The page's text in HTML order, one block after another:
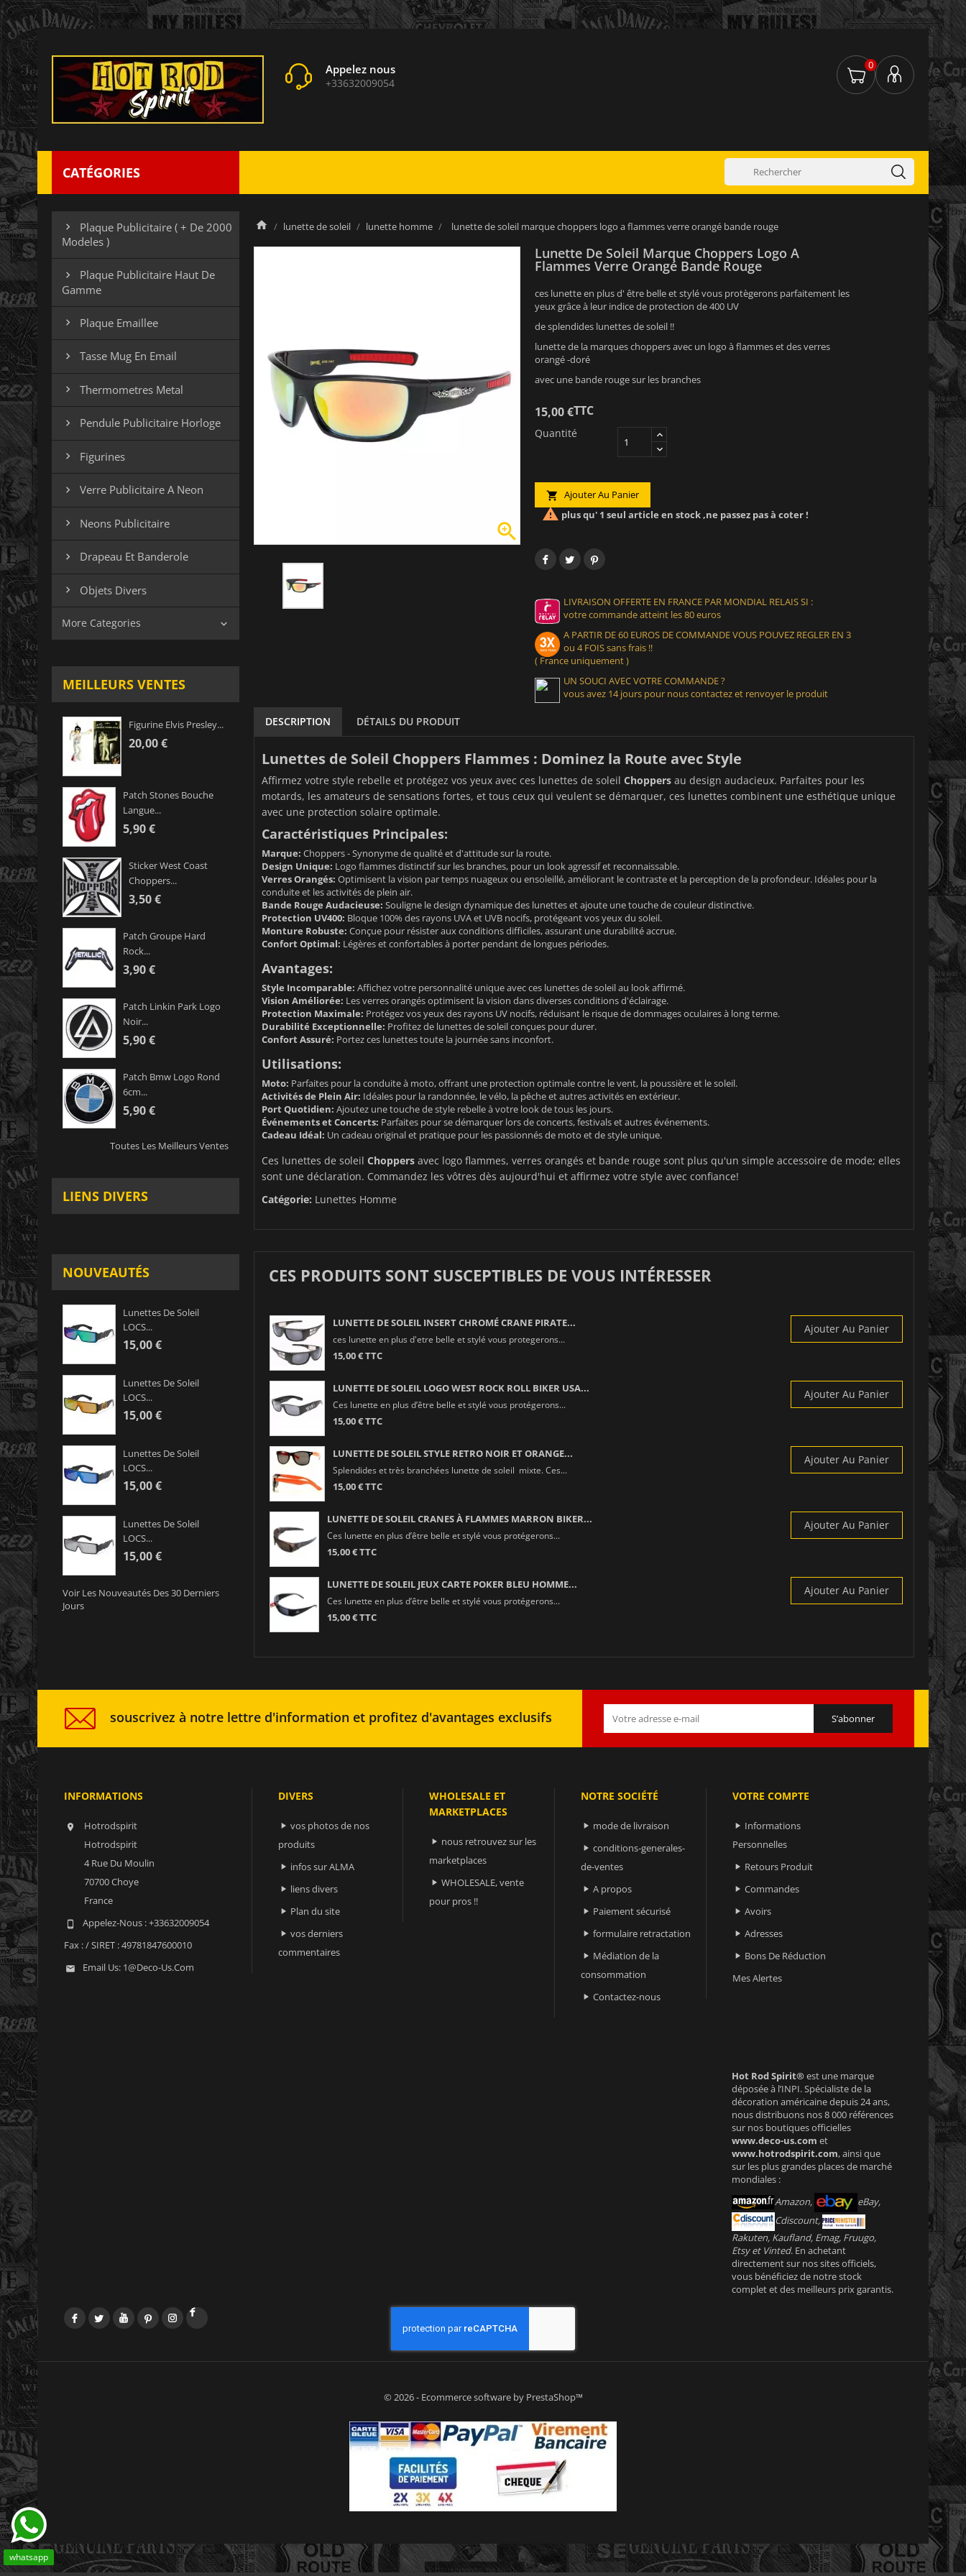
Appelez nous
+33632009054
0
CATÉGORIES

Plaque Publicitaire ( + De 2000
Modeles )

Plaque Publicitaire Haut De
Gamme
 Plaque Emaillee
 Tasse Mug En Email
 Thermometres Metal
 Pendule Publicitaire Horloge
 Figurines
 Verre Publicitaire A Neon
 Neons Publicitaire
 Drapeau Et Banderole
 Objets Divers
More Categories 
MEILLEURS VENTES
Figurine Elvis Presley...
20,00 €
Patch Stones Bouche
Langue...
5,90 €
Sticker West Coast
Choppers...
3,50 €
Patch Groupe Hard
Rock...
3,90 €
Patch Linkin Park Logo
Noir...
5,90 €
Patch Bmw Logo Rond
6cm...
5,90 €
Toutes Les Meilleurs Ventes
LIENS DIVERS
NOUVEAUTÉS
Lunettes De Soleil
LOCS...
15,00 €
Lunettes De Soleil
LOCS...
15,00 €
Lunettes De Soleil
LOCS...
15,00 €
Lunettes De Soleil
LOCS...
15,00 €
Voir Les Nouveautés Des 30 Derniers
Jours
lunette de soleil lunette homme lunette de soleil marque choppers logo a flammes verre orangé bande rouge

Lunette De Soleil Marque Choppers Logo A
Flammes Verre Orangé Bande Rouge
ces lunette en plus d' être belle et stylé vous protègerons parfaitement les
yeux grâce à leur indice de protection de 400 UV
de splendides lunettes de soleil !!
lunette de la marques choppers avec un logo à flammes et des verres
orangé -doré
avec une bande rouge sur les branches
15,00 €TTC
Quantité
 Ajouter Au Panier
 plus qu' 1 seul article en stock ,ne passez pas à coter !
LIVRAISON OFFERTE EN FRANCE PAR MONDIAL RELAIS SI :
votre commande atteint les 80 euros
A PARTIR DE 60 EUROS DE COMMANDE VOUS POUVEZ REGLER EN 3
ou 4 FOIS sans frais !!
( France uniquement )
UN SOUCI AVEC VOTRE COMMANDE ?
vous avez 14 jours pour nous contactez et renvoyer le produit
DESCRIPTION DÉTAILS DU PRODUIT
Lunettes de Soleil Choppers Flammes : Dominez la Route avec Style
Affirmez votre style rebelle et protégez vos yeux avec ces lunettes de soleil Choppersau design audacieux. Parfaites pour les
motards, les amateurs de sensations fortes, et tous ceux qui veulent se démarquer, ces lunettes combinent une esthétique unique
avec une protection solaire optimale.
Caractéristiques Principales:
Marque: Choppers - Synonyme de qualité et d'attitude sur la route.
Design Unique: Logo flammes distinctif sur les branches, pour un look agressif et reconnaissable.
Verres Orangés: Optimisent la vision par temps nuageux ou ensoleillé, améliorant le contraste et la perception de la profondeur. Idéales pour la
conduite et les activités de plein air.
Bande Rouge Audacieuse: Souligne le design dynamique des lunettes et ajoute une touche de couleur distinctive.
Protection UV400: Bloque 100% des rayons UVA et UVB nocifs, protégeant vos yeux du soleil.
Monture Robuste: Conçue pour résister aux conditions difficiles, assurant une durabilité accrue.
Confort Optimal: Légères et confortables à porter pendant de longues périodes.
Avantages:
Style Incomparable: Affichez votre personnalité unique avec ces lunettes de soleil au look affirmé.
Vision Améliorée: Les verres orangés optimisent la vision dans diverses conditions d'éclairage.
Protection Maximale: Protégez vos yeux des rayons UV nocifs, réduisant le risque de dommages oculaires à long terme.
Durabilité Exceptionnelle: Profitez de lunettes de soleil conçues pour durer.
Confort Assuré: Portez ces lunettes toute la journée sans inconfort.
Utilisations:
Moto: Parfaites pour la conduite à moto, offrant une protection optimale contre le vent, la poussière et le soleil.
Activités de Plein Air: Idéales pour la randonnée, le vélo, la pêche et autres activités en extérieur.
Port Quotidien: Ajoutez une touche de style rebelle à votre look de tous les jours.
Événements et Concerts: Parfaites pour se démarquer lors de concerts, festivals et autres événements.
Cadeau Idéal: Un cadeau original et pratique pour les passionnés de moto et de style unique.
Ces lunettes de soleil Choppersavec logo flammes, verres orangés et bande rouge sont plus qu'un simple accessoire de mode; elles
sont une déclaration. Commandez les vôtres dès aujourd'hui et affirmez votre style avec confiance!
Catégorie: Lunettes Homme
CES PRODUITS SONT SUSCEPTIBLES DE VOUS INTÉRESSER
LUNETTE DE SOLEIL INSERT CHROMÉ CRANE PIRATE...
ces lunette en plus d'etre belle et stylé vous protegerons...
15,00 € TTC
Ajouter Au Panier
LUNETTE DE SOLEIL LOGO WEST ROCK ROLL BIKER USA...
Ces lunette en plus d’être belle et stylé vous protégerons...
15,00 € TTC
Ajouter Au Panier
LUNETTE DE SOLEIL STYLE RETRO NOIR ET ORANGE...
Splendides et très branchées lunette de soleil mixte. Ces...
15,00 € TTC
Ajouter Au Panier
LUNETTE DE SOLEIL CRANES À FLAMMES MARRON BIKER...
Ces lunette en plus d’être belle et stylé vous protégerons...
15,00 € TTC
Ajouter Au Panier
LUNETTE DE SOLEIL JEUX CARTE POKER BLEU HOMME...
Ces lunette en plus d’être belle et stylé vous protégerons...
15,00 € TTC
Ajouter Au Panier
souscrivez à notre lettre d'information et profitez d'avantages exclusifs
INFORMATIONS

Hotrodspirit
Hotrodspirit
4 Rue Du Moulin
70700 Choye
France
 Appelez-Nous :+33632009054
Fax :/ SIRET : 49781847600010
 Email Us: 1@deco-Us.com
DIVERS
 vos photos de nos
produits
 infos sur ALMA
 liens divers
 Plan du site
 vos derniers
commentaires
WHOLESALE ET
MARKETPLACES
 nous retrouvez sur les
marketplaces
 WHOLESALE, vente
pour pros !!
NOTRE SOCIÉTÉ
 mode de livraison
 conditions-generales-
de-ventes
 A propos
 Paiement sécurisé
 formulaire retractation
 Médiation de la
consommation
 Contactez-nous
VOTRE COMPTE
 Informations
Personnelles
 Retours Produit
 Commandes
 Avoirs
 Adresses
 Bons De Réduction
Mes Alertes
Hot Rod Spirit®est une marque
déposée à l’INPI. Spécialiste de la
décoration américaine depuis 24 ans,
nous distribuons nos 8 000 références
sur nos boutiques officielles
www.deco-us.com et
www.hotrodspirit.com, ainsi que
sur les plus grandes places de marché
mondiales :
Amazon,
eBay,
Cdiscount,
Rakuten, Kaufland, Emag, Fruugo,
Etsy et Vinted. En achetant
directement sur nos sites officiels,
vous bénéficiez de notre stock
complet et des meilleurs prix garantis.
FacebookTwitterYouTubePinterestInstagram
whatsapp
© 2026 - Ecommerce software by PrestaShop™